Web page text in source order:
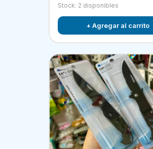
Stock: 2 disponibles
+ Agregar al carrito